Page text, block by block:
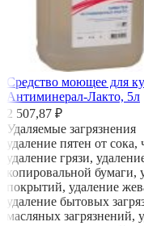
Средство моющее для
Антиминерал-Лакто, 5л
2 507,87 ₽
Удаляемые загрязнения
удаление пятен от
удаление грязи,
копировальной
покрытий, удаление
удаление бытовых
масляных загрязнений,